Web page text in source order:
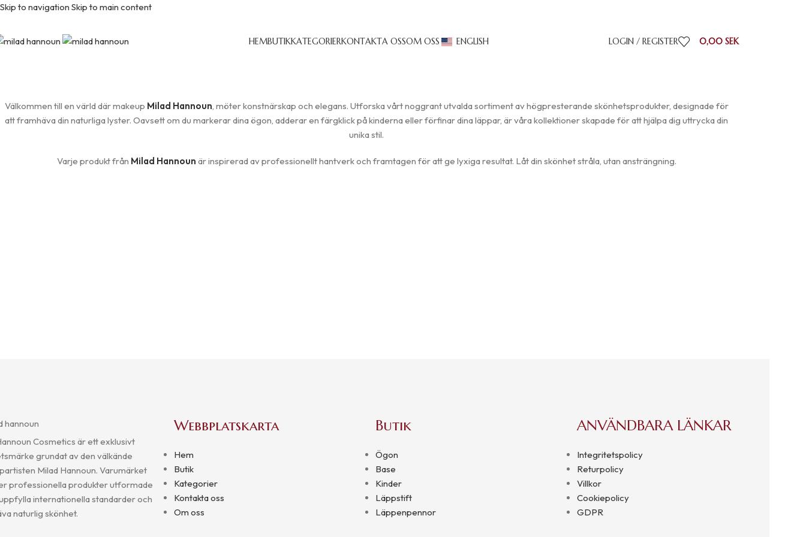
Skip to navigation Skip to main content
HEMBUTIKKATEGORIERKONTAKTA OSSOM OSS ENGLISH LOGIN / REGISTER 0,00 SEK
Välkommen till en värld där makeup Milad Hannoun , möter konstnärskap och elegans. Utforska vårt noggrant utvalda sortiment av högpresterande skönhetsprodukter, designade för
att framhäva din naturliga lyster. Oavsett om du markerar dina ögon, adderar en färgklick på kinderna eller förfinar dina läppar, är våra kollektioner skapade för att hjälpa dig uttrycka din
unika stil.
Varje produkt från Milad Hannoun är inspirerad av professionellt hantverk och framtagen för att ge lyxiga resultat. Låt din skönhet stråla, utan ansträngning.
Cosmetics är ett exklusivt
grundat av den välkände
Milad Hannoun. Varumärket
professionella produkter utformade
internationella standarder och
naturlig skönhet.
Webbplatskarta
Hem
Butik
Kategorier
Kontakta oss
Om oss
Butik
Ögon
Base
Kinder
Läppstift
Läppenpennor
ANVÄNDBARA LÄNKAR
Integritetspolicy
Returpolicy
Villkor
Cookiepolicy
GDPR